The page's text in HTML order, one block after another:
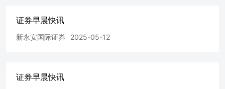
FINANCIAL HOLDINGS LIMITEDwww.yafco.com.hk ◆长
和(1)据报研究分拆环球电讯资产伦敦上市：据《路透》引
在欧洲、香港和东南亚的电信资产。长和发言人对此不予置
证券早晨快讯
新永安国际证券 2025-05-12
证券早晨快讯